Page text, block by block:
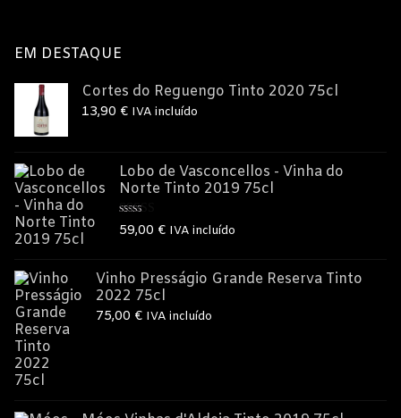
EM DESTAQUE
Cortes do Reguengo Tinto 2020 75cl
13,90 € IVA incluído
Lobo de Vasconcellos - Vinha do
Norte Tinto 2019 75cl
Avaliação
5.00de 5
59,00 € IVA incluído
Vinho Presságio Grande Reserva Tinto
2022 75cl
75,00 € IVA incluído